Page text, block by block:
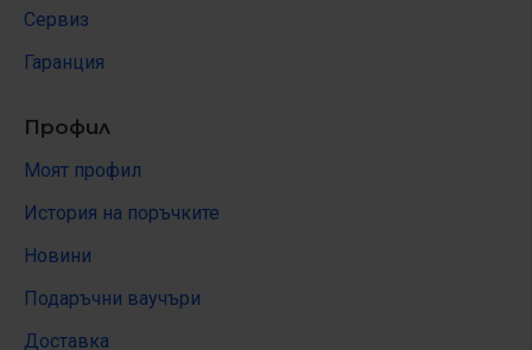
Сервиз
Гаранция
Профил
Моят профил
История на поръчките
Новини
Подаръчни ваучъри
Доставка